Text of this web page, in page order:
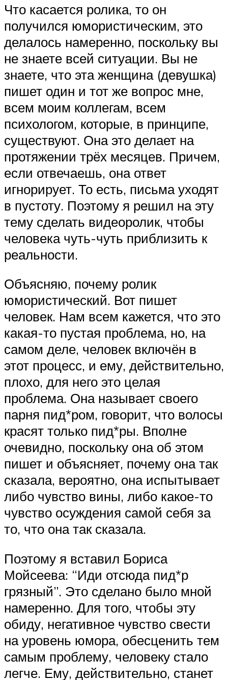
Что касается ролика, то он
получился юмористическим, это
делалось намеренно, поскольку вы
не знаете всей ситуации. Вы не
знаете, что эта женщина (девушка)
пишет один и тот же вопрос мне,
всем моим коллегам, всем
психологом, которые, в принципе,
существуют. Она это делает на
протяжении трёх месяцев. Причем,
если отвечаешь, она ответ
игнорирует. То есть, письма уходят
в пустоту. Поэтому я решил на эту
тему сделать видеоролик, чтобы
человека чуть-чуть приблизить к
реальности.
Объясняю, почему ролик
юмористический. Вот пишет
человек. Нам всем кажется, что это
какая-то пустая проблема, но, на
самом деле, человек включён в
этот процесс, и ему, действительно,
плохо, для него это целая
проблема. Она называет своего
парня пид*ром, говорит, что волосы
красят только пид*ры. Вполне
очевидно, поскольку она об этом
пишет и объясняет, почему она так
сказала, вероятно, она испытывает
либо чувство вины, либо какое-то
чувство осуждения самой себя за
то, что она так сказала.
Поэтому я вставил Бориса
Мойсеева: “Иди отсюда пид*р
грязный”. Это сделано было мной
намеренно. Для того, чтобы эту
обиду, негативное чувство свести
на уровень юмора, обесценить тем
самым проблему, человеку стало
легче. Ему, действительно, станет